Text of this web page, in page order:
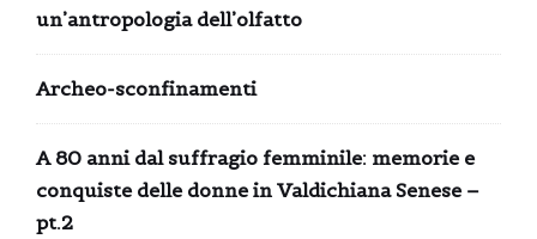
un’antropologia dell’olfatto
Archeo-sconfinamenti
A 80 anni dal suffragio femminile: memorie e
conquiste delle donne in Valdichiana Senese –
pt.2